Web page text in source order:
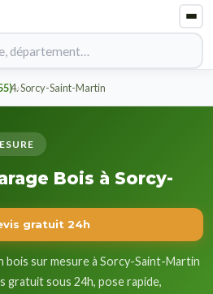
Sorcy-Saint-Martin
Bois à Sorcy-
gratuit 24h
bois sur mesure à Sorcy-Saint-Martin
gratuit sous 24h, pose rapide,